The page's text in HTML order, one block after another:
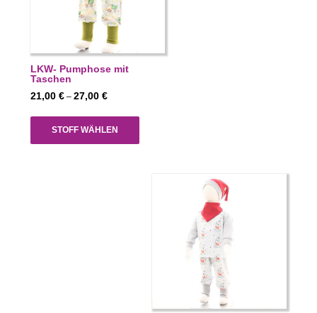
LKW- Pumphose mit
Taschen
21,00 € – 27,00 €Preisspanne:
bis
27,00 €
STOFF WÄHLEN